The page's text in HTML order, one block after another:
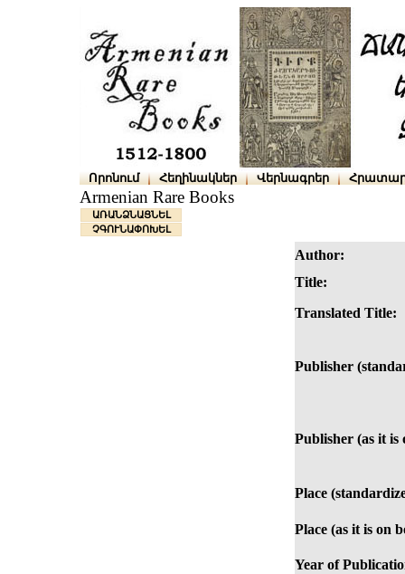
Որոնում Հեղինակներ Վերնագրեր
Armenian Rare Books
ԱՌԱՆՁՆԱՑՆԵԼ
ՉԳՈՒՆԱՓՈԽԵԼ
Author:
Title:
Translated Title:
Publisher
Publisher (as it is
Place
Place (as it is on
Year of